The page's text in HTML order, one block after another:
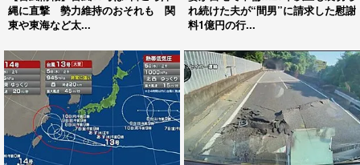
縄に直撃 勢力維持のおそれも 関
東や東海など太...
れ続けた夫が“間男”に請求した慰謝
料1億円の行...